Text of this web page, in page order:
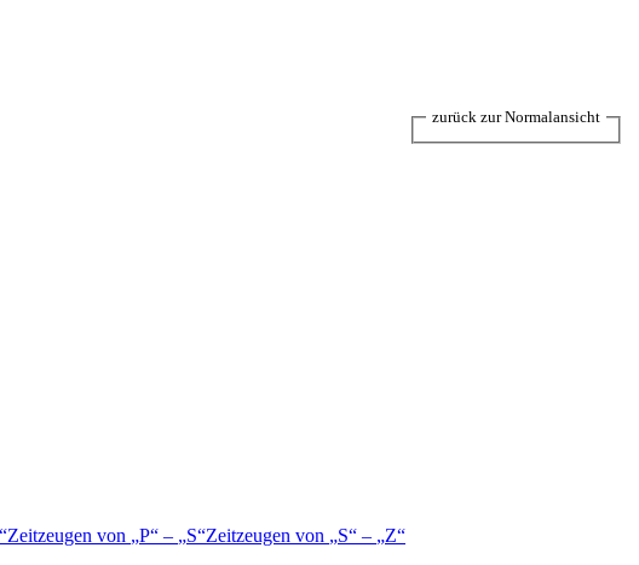
Zeitzeugen von P – S Zeitzeugen von S –
Z
zurück zur Normalansicht